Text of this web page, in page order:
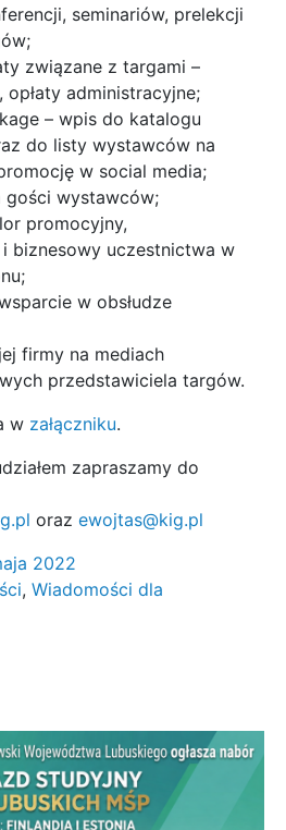
seminariów, prelekcji
związane z targami –
opłaty administracyjne;
– wpis do katalogu
do listy wystawców na
w social media;
gości wystawców;
promocyjny,
biznesowy uczestnictwa w
w obsłudze
firmy na mediach
przedstawiciela targów.
w załączniku.
zapraszamy do
oraz ewojtas@kig.pl
2022
, Wiadomości dla